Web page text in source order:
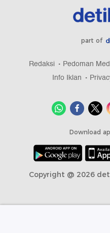
part of
Redaksi Pedoman
Info Iklan
Download
Copyright @ 2026